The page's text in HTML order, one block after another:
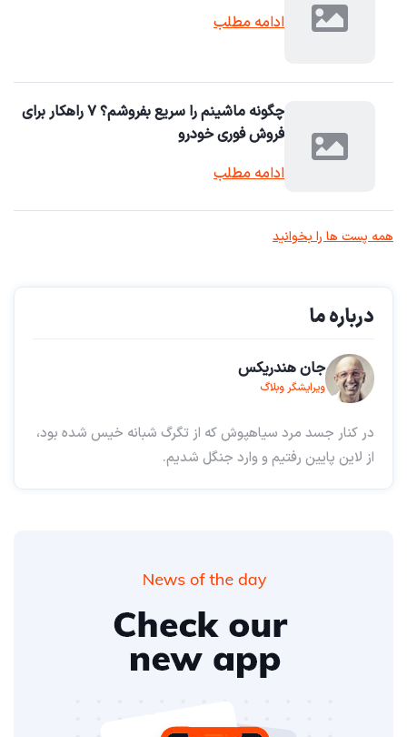
ادامه مطلب
چگونه ماشینم را سریع بفروشم؟ ۷ راهکار برای
فروش فوری خودرو
ادامه مطلب
همه پست ها را بخوانید
درباره ما
جان هندریکس
ویرایشگر وبلاگ
در کنار جسد مرد سیاهپوش که از تگرگ شبانه خیس شده بود،
از لاین پایین رفتیم و وارد جنگل شدیم.